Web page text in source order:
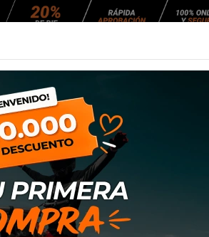
NEUMÁTICOS MANTENCIÓN
Bota Xpd Xp9-S Air